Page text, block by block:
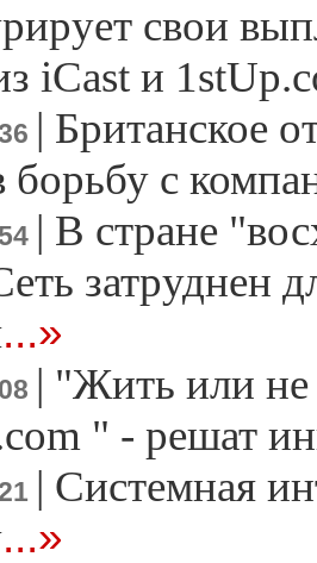
свои
iCast и
| Британское
борьбу с
| В стране
затруднен
...»
| "Жить или
" - решат
| Системная
...»